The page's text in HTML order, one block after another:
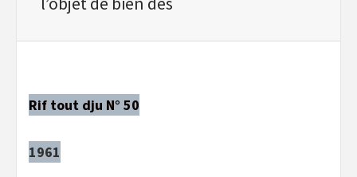
Rif tout dju N° 50
1961